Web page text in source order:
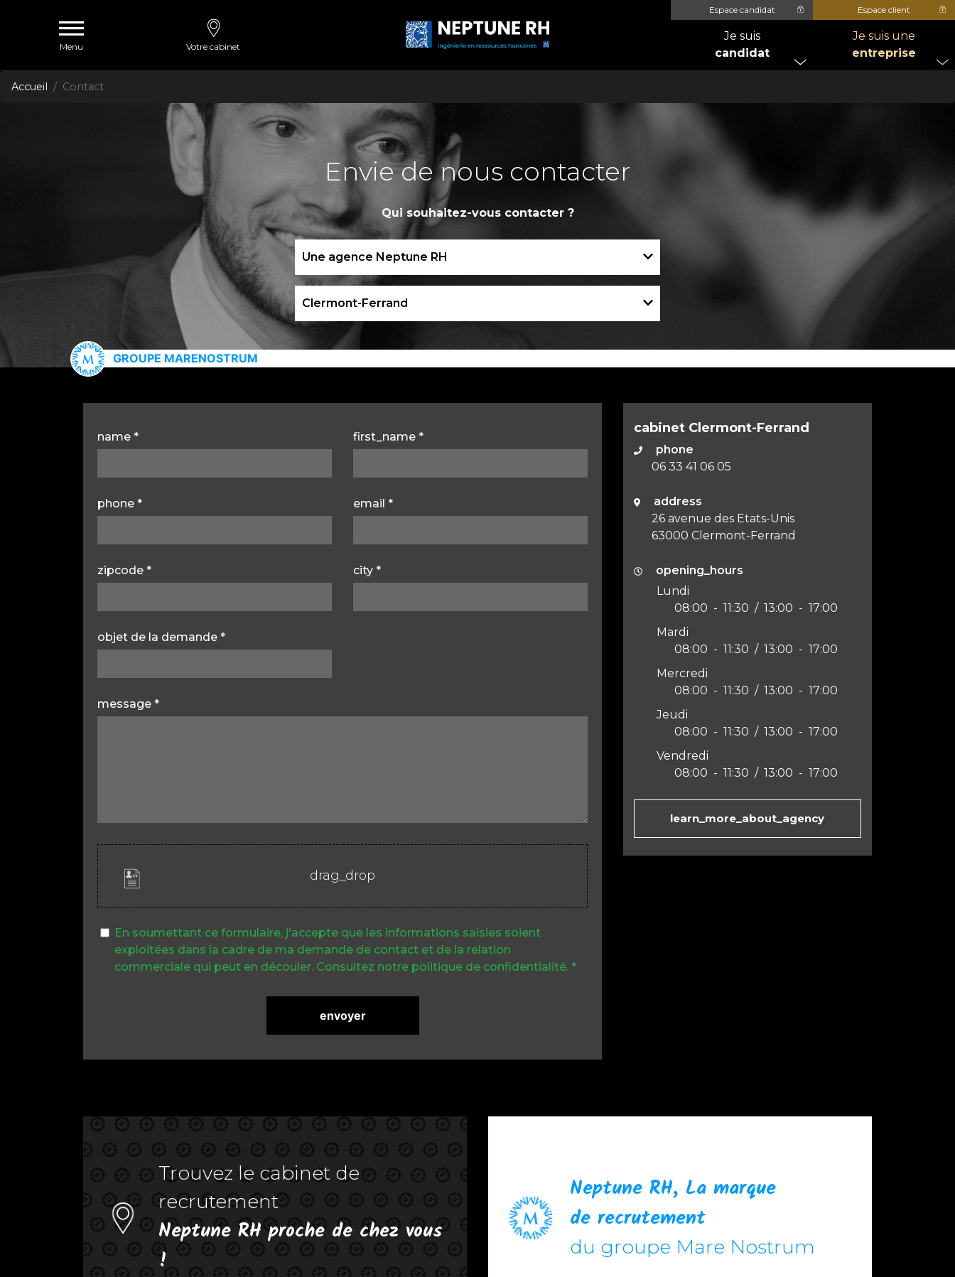
Menu Votre cabinet
Espace candidat
Je suis
candidat
Espace client
Je suis une
entreprise
Accueil Contact
Envie de nous contacter
Qui souhaitez-vous contacter ?
Une agence Neptune RH
Clermont-Ferrand
GROUPE MARENOSTRUM
name * first_name *
phone * email *
zipcode * city *
objet de la demande *
message *
drag_drop
En soumettant ce formulaire, j'accepte que les informations saisies soient
exploitées dans la cadre de ma demande de contact et de la relation
commerciale qui peut en découler. Consultez notre politique de confidentialité. *
envoyer
cabinet Clermont-Ferrand
phone
06 33 41 06 05
address
26 avenue des Etats-Unis
63000 Clermont-Ferrand
opening_hours
Lundi
08:00 - 11:30 / 13:00 - 17:00
Mardi
08:00 - 11:30 / 13:00 - 17:00
Mercredi
08:00 - 11:30 / 13:00 - 17:00
Jeudi
08:00 - 11:30 / 13:00 - 17:00
Vendredi
08:00 - 11:30 / 13:00 - 17:00
learn_more_about_agency
Trouvez le cabinet de
recrutement
Neptune RH proche de chez vous
!
Neptune RH, La marque
de recrutement
du groupe Mare Nostrum